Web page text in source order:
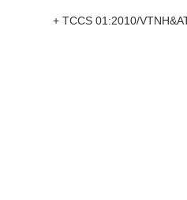
+ TCCS 01:2010/